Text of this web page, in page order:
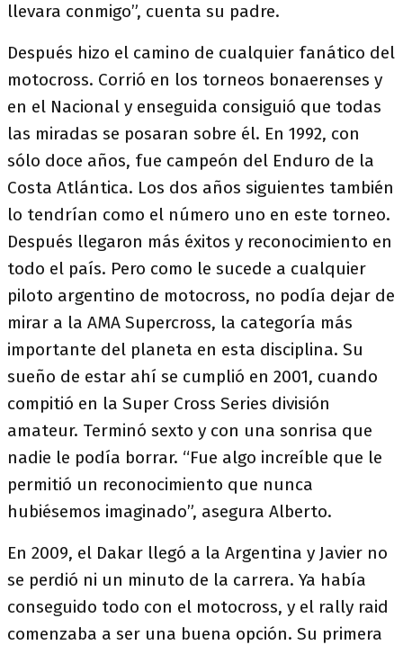
llevara conmigo”, cuenta su padre.
Después hizo el camino de cualquier fanático del
motocross. Corrió en los torneos bonaerenses y
en el Nacional y enseguida consiguió que todas
las miradas se posaran sobre él. En 1992, con
sólo doce años, fue campeón del Enduro de la
Costa Atlántica. Los dos años siguientes también
lo tendrían como el número uno en este torneo.
Después llegaron más éxitos y reconocimiento en
todo el país. Pero como le sucede a cualquier
piloto argentino de motocross, no podía dejar de
mirar a la AMA Supercross, la categoría más
importante del planeta en esta disciplina. Su
sueño de estar ahí se cumplió en 2001, cuando
compitió en la Super Cross Series división
amateur. Terminó sexto y con una sonrisa que
nadie le podía borrar. “Fue algo increíble que le
permitió un reconocimiento que nunca
hubiésemos imaginado”, asegura Alberto.
En 2009, el Dakar llegó a la Argentina y Javier no
se perdió ni un minuto de la carrera. Ya había
conseguido todo con el motocross, y el rally raid
comenzaba a ser una buena opción. Su primera